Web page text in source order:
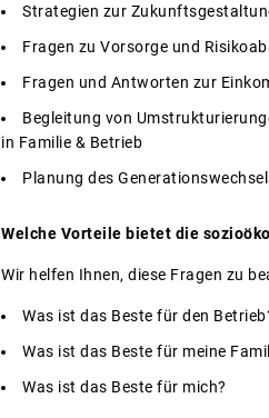
Strategien zur
Fragen zu Vorsorge und
Fragen und Antworten zur
Begleitung von
in Familie & Betrieb
Planung des
Welche Vorteile bietet die
Wir helfen Ihnen, diese Fragen zu
Was ist das Beste für den
Was ist das Beste für meine
Was ist das Beste für mich?